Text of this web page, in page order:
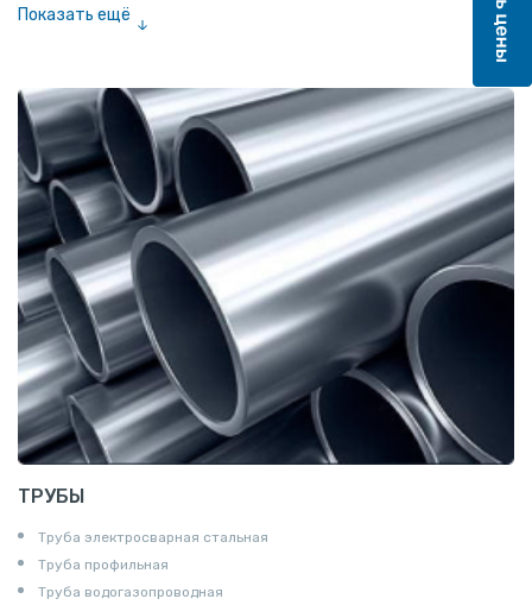
Показать ещё
Катанка
Шестигранник
Полособульб
Полукруг
Шпунт Ларсена
ТРУБЫ
Труба электросварная стальная
Труба профильная
Труба водогазопроводная